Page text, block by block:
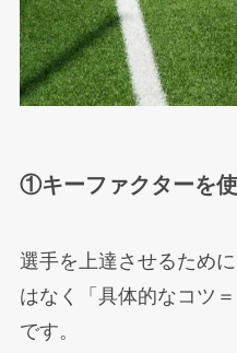
①キーファクターを
選手を上達させるため
はなく「具体的なコツ
です。